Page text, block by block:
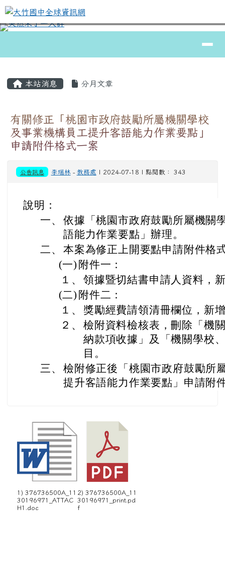
跳至主內容區
大竹國中全球資訊網
⏸
本站消息 分月文章
有關修正「桃園市政府鼓勵所屬機關學校
及事業機構員工提升客語能力作業要點」
申請附件格式一案
公告訊息 李瑞林- 教務處 | 2024-07-18 | 點閱數： 343
說明：
一、 依據「桃園市政府鼓勵所屬機關
語能力作業要點」辦理。
二、 本案為修正上開要點申請附件格
(一) 附件一：
１、 領據暨切結書申請人資料，
(二) 附件二：
１、
獎勵經費請領清冊欄位，新
２、 檢附資料檢核表，刪除「機
納款項收據」及「機關學校
目。
三、 檢附修正後「桃園市政府鼓勵所
提升客語能力作業要點」申請附
1) 376736500A_11
30196971_ATTAC
H1.doc
2) 376736500A_11
30196971_print.pd
f